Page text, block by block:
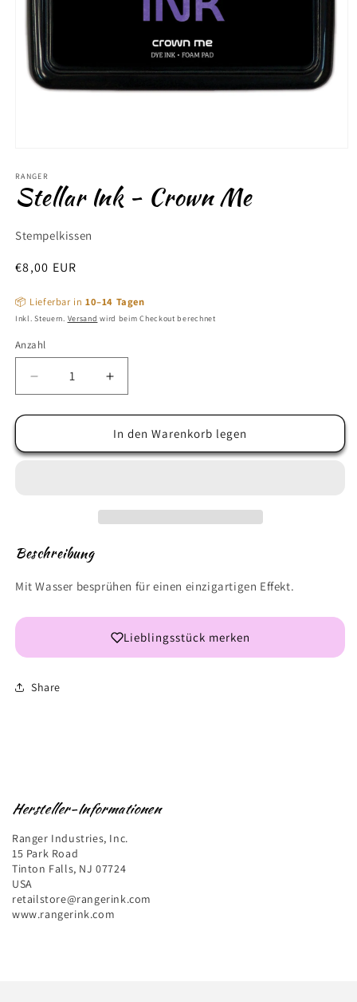
in
Modal
öffnen
RANGER
Stellar Ink - Crown Me
Stempelkissen
Normaler
€8,00 EUR
📦 Lieferbar in 10–14 Tagen
Inkl. Steuern. Versand wird beim Checkout berechnet
Anzahl
Anzahl
Verringere
die
Menge
Stellar
Erhöhe
die
Menge
für
Stellar
In den Warenkorb legen
Beschreibung
Mit Wasser besprühen für einen einzigartigen Effekt.
Lieblingsstück merken
Share
Hersteller-Informationen
Ranger Industries, Inc.
15 Park Road
Tinton Falls, NJ 07724
USA
retailstore@rangerink.com
www.rangerink.com